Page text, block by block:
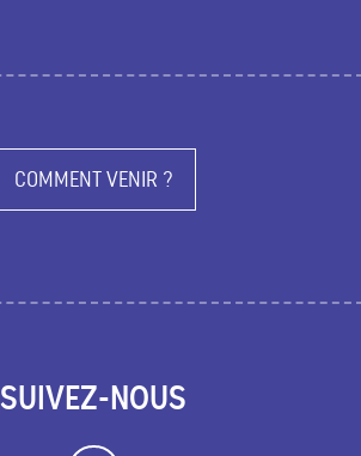
COMMENT VENIR ?
SUIVEZ-NOUS